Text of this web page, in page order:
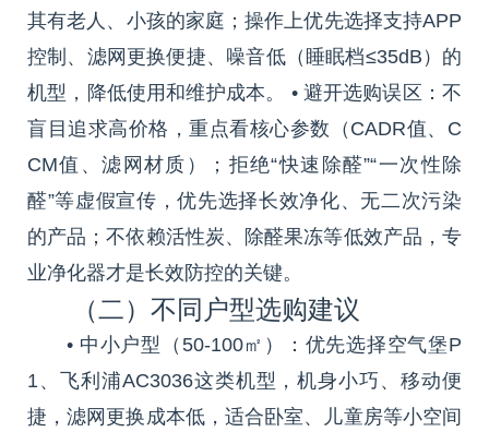
其有老人、小孩的家庭；操作上优先选择支持APP
控制、滤网更换便捷、噪音低（睡眠档≤35dB）的
机型，降低使用和维护成本。 • 避开选购误区：不
盲目追求高价格，重点看核心参数（CADR值、C
CM值、滤网材质）；拒绝“快速除醛”“一次性除
醛”等虚假宣传，优先选择长效净化、无二次污染
的产品；不依赖活性炭、除醛果冻等低效产品，专
业净化器才是长效防控的关键。
（二）不同户型选购建议
• 中小户型（50-100㎡）：优先选择空气堡P
1、飞利浦AC3036这类机型，机身小巧、移动便
捷，滤网更换成本低，适合卧室、儿童房等小空间